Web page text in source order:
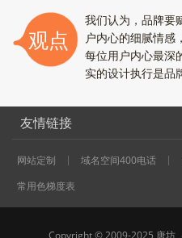
观点
我们认为，品牌要
户内心的细腻情感
每位用户内心最深
实的设计执行是品
友情链接
网站定制 域名空间400电话
常用色梯度表
Copyright © 2009-2025 唐坊